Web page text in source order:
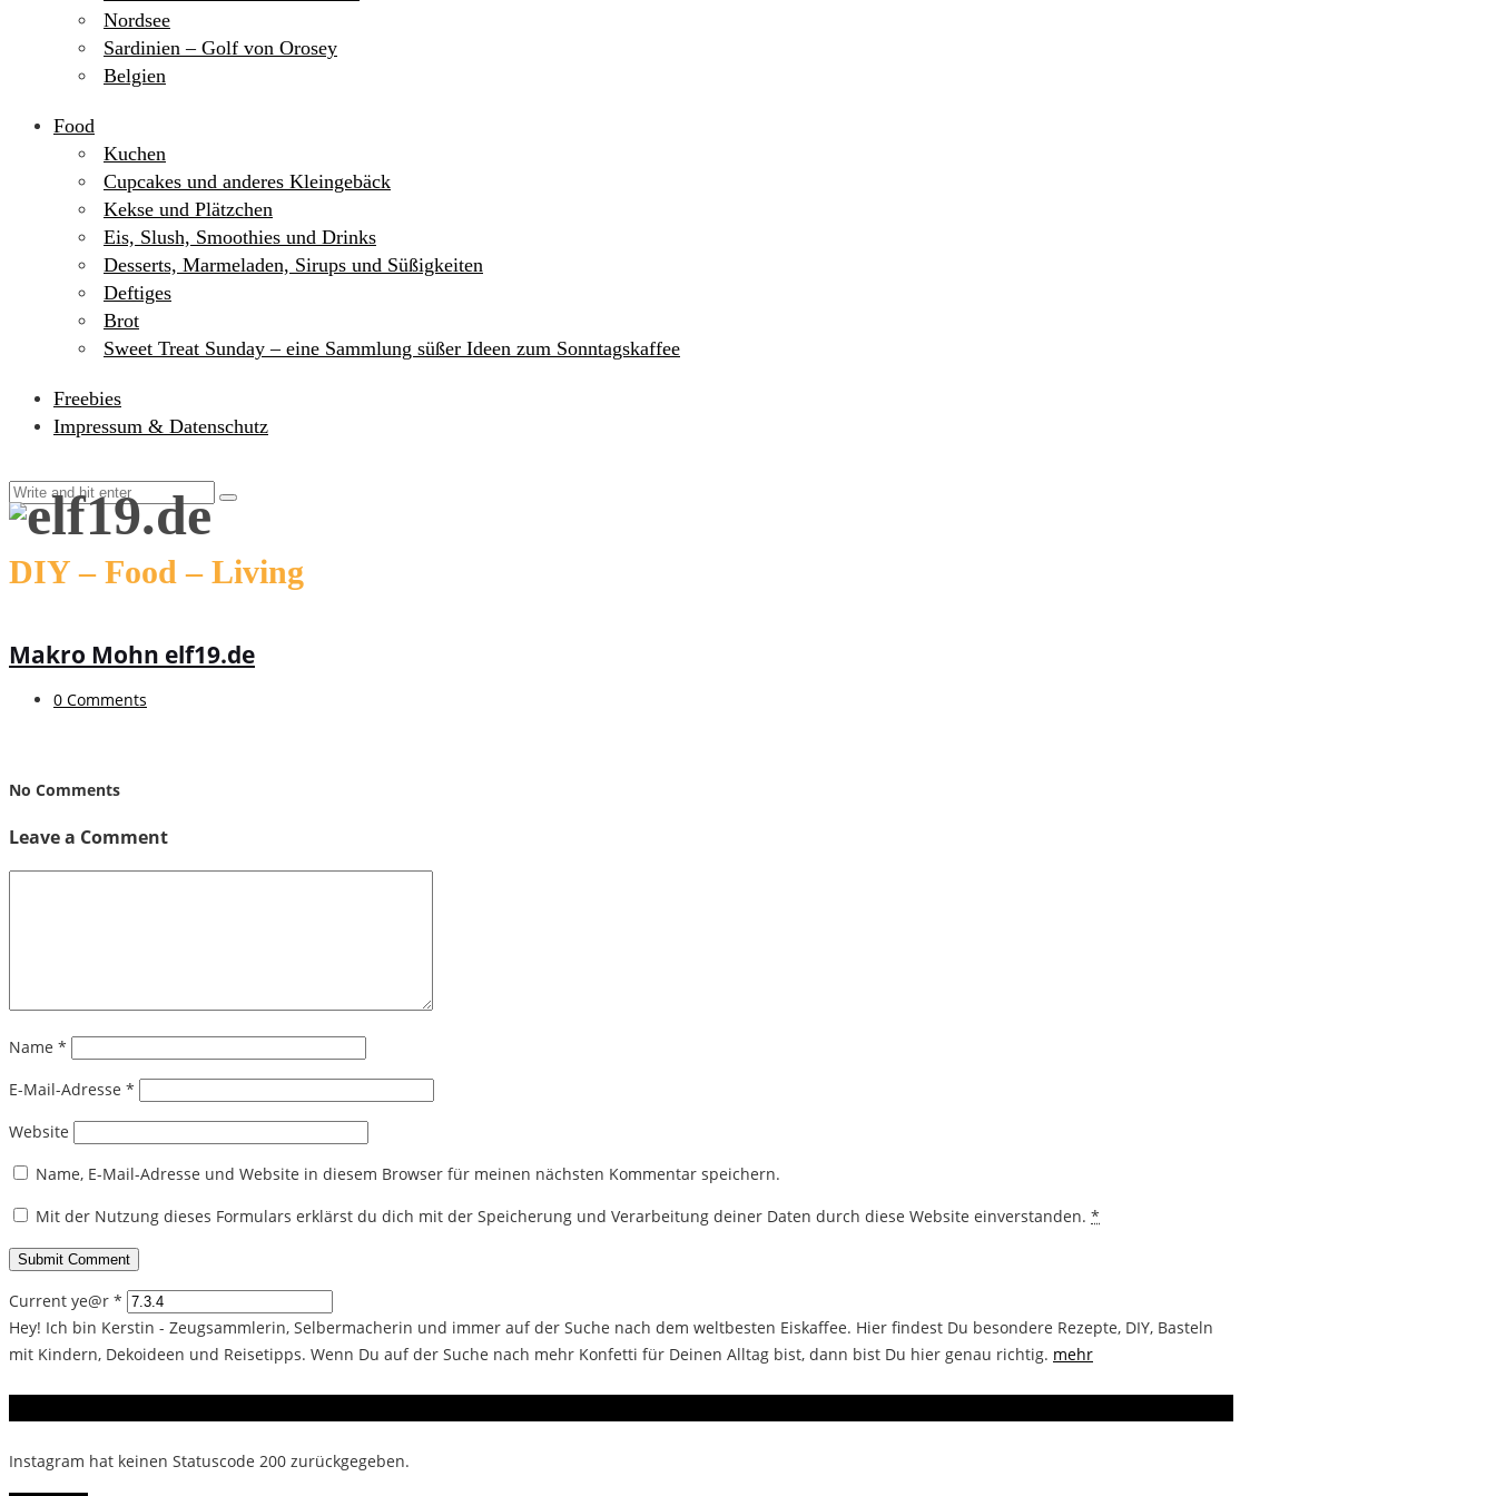
Nordsee
Sardinien – Golf von Orosey
Belgien
Food
Kuchen
Cupcakes und anderes Kleingebäck
Kekse und Plätzchen
Eis, Slush, Smoothies und Drinks
Desserts, Marmeladen, Sirups und Süßigkeiten
Deftiges
Brot
Sweet Treat Sunday – eine Sammlung süßer Ideen zum Sonntagskaffee
Freebies
Impressum & Datenschutz
DIY – Food – Living
Makro Mohn elf19.de
0 Comments
No Comments
Leave a Comment
Name *
E-Mail-Adresse *
Website
Name, E-Mail-Adresse und Website in diesem Browser für meinen nächsten Kommentar speichern.
Mit der Nutzung dieses Formulars erklärst du dich mit der Speicherung und Verarbeitung deiner Daten durch diese Website einverstanden. *
Current ye@r *
Hey! Ich bin Kerstin - Zeugsammlerin, Selbermacherin und immer auf der Suche nach dem weltbesten Eiskaffee. Hier findest Du besondere Rezepte, DIY, Basteln
mit Kindern, Dekoideen und Reisetipps. Wenn Du auf der Suche nach mehr Konfetti für Deinen Alltag bist, dann bist Du hier genau richtig. mehr
Instagram hat keinen Statuscode 200 zurückgegeben.